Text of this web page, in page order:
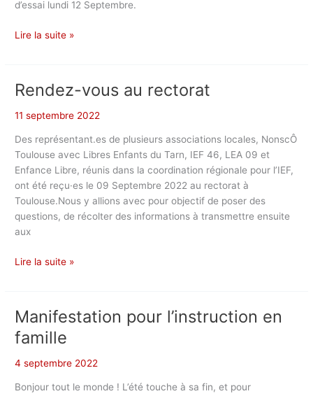
d’essai lundi 12 Septembre.
Parkour
Lire la suite »
Rendez-vous au rectorat
11 septembre 2022
Des représentant.es de plusieurs associations locales, NonscÔ
Toulouse avec Libres Enfants du Tarn, IEF 46, LEA 09 et
Enfance Libre, réunis dans la coordination régionale pour l’IEF,
ont été reçu·es le 09 Septembre 2022 au rectorat à
Toulouse.Nous y allions avec pour objectif de poser des
questions, de récolter des informations à transmettre ensuite
aux
Rendez-
Lire la suite »
Manifestation pour l’instruction en
famille
4 septembre 2022
Bonjour tout le monde ! L’été touche à sa fin, et pour